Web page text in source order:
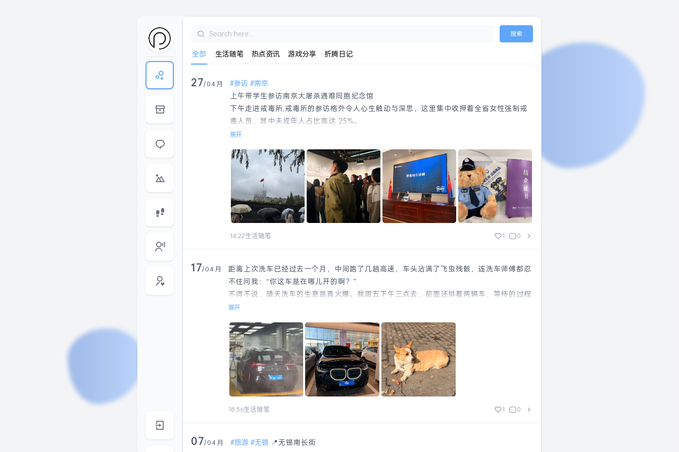
搜索
全部 生活随笔 热点资讯 游戏分享 折腾日记
27/04月 参访
南京
上午带学生参访南京大屠杀遇难同胞纪念馆
下午走进戒毒所,戒毒所的参访格外令人心生触动与深思，这里集中收押着全省女性强制戒
毒人员，其中未成年人占比高达 25%。
展开
14:22生活随笔 1 0
17/04月
距离上次洗车已经过去一个月，中间跑了几趟高速，车头沾满了飞虫残骸，连洗车师傅都忍
不住问我：“你这车是在哪儿开的啊？”
不得不说，晴天洗车的生意是真火爆。我周五下午三点去，前面还排着两辆车，等待的过程
格外漫长，但洗完是真干净！
展开
18:36生活随笔 1 0
07/04月 旅游 无锡 📍无锡南长街